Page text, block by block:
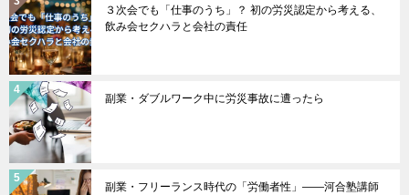
３次会でも「仕事のうち」？ 初の労災認定から考える、
飲み会セクハラと会社の責任
副業・ダブルワーク中に労災事故に遭ったら
副業・フリーランス時代の「労働者性」――河合塾講師